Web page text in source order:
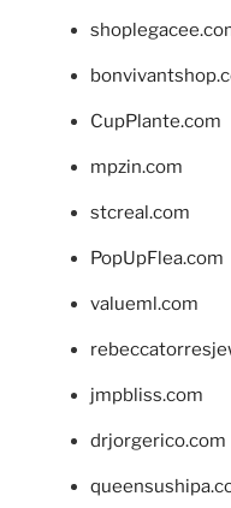
CupPlante.com
mpzin.com
stcreal.com
PopUpFlea.com
valueml.com
jmpbliss.com
drjorgerico.com